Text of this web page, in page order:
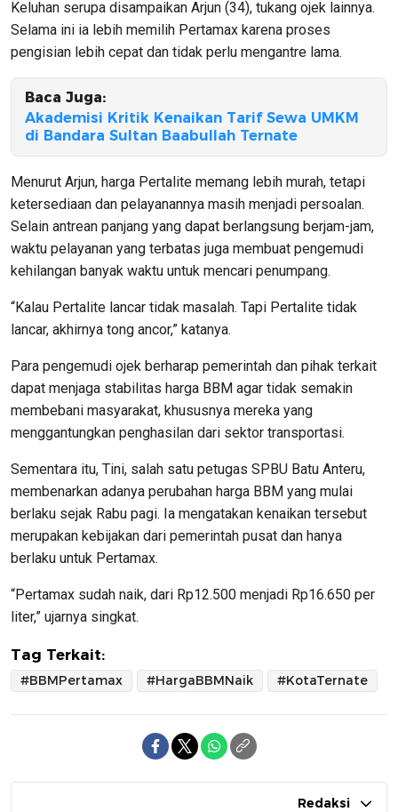
Keluhan serupa disampaikan Arjun (34), tukang ojek lainnya.
Selama ini ia lebih memilih Pertamax karena proses
pengisian lebih cepat dan tidak perlu mengantre lama.
Baca Juga:
Akademisi Kritik Kenaikan Tarif Sewa UMKM
di Bandara Sultan Baabullah Ternate
Menurut Arjun, harga Pertalite memang lebih murah, tetapi
ketersediaan dan pelayanannya masih menjadi persoalan.
Selain antrean panjang yang dapat berlangsung berjam-jam,
waktu pelayanan yang terbatas juga membuat pengemudi
kehilangan banyak waktu untuk mencari penumpang.
“Kalau Pertalite lancar tidak masalah. Tapi Pertalite tidak
lancar, akhirnya tong ancor,” katanya.
Para pengemudi ojek berharap pemerintah dan pihak terkait
dapat menjaga stabilitas harga BBM agar tidak semakin
membebani masyarakat, khususnya mereka yang
menggantungkan penghasilan dari sektor transportasi.
Sementara itu, Tini, salah satu petugas SPBU Batu Anteru,
membenarkan adanya perubahan harga BBM yang mulai
berlaku sejak Rabu pagi. Ia mengatakan kenaikan tersebut
merupakan kebijakan dari pemerintah pusat dan hanya
berlaku untuk Pertamax.
“Pertamax sudah naik, dari Rp12.500 menjadi Rp16.650 per
liter,” ujarnya singkat.
Tag Terkait:
#BBMPertamax #HargaBBMNaik #KotaTernate
Redaksi